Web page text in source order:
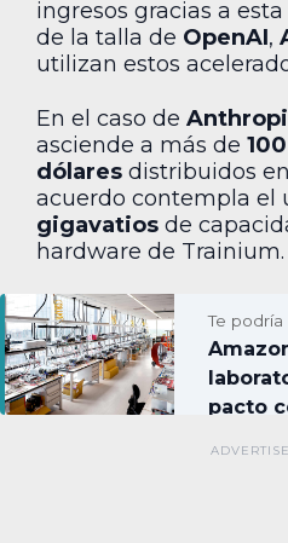
ingresos gracias a
de la talla de OpenAI,
utilizan estos
En el caso de
asciende a más de
dólares distribuidos
acuerdo contempla el
gigavatios de
hardware de Trainium.
Te
pacto